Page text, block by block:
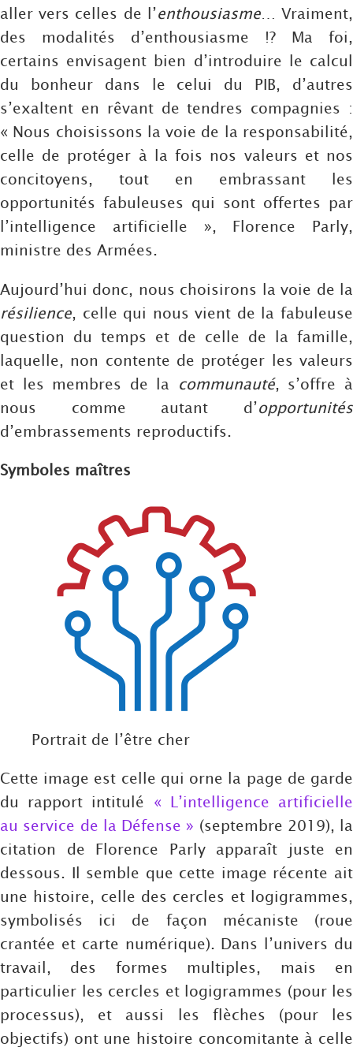
aller vers celles de l’enthousiasme… Vraiment,
des modalités d’enthousiasme !? Ma foi,
certains envisagent bien d’introduire le calcul
du bonheur dans le celui du PIB, d’autres
s’exaltent en rêvant de tendres compagnies :
« Nous choisissons la voie de la responsabilité,
celle de protéger à la fois nos valeurs et nos
concitoyens, tout en embrassant les
opportunités fabuleuses qui sont offertes par
l’intelligence artificielle », Florence Parly,
ministre des Armées.
Aujourd’hui donc, nous choisirons la voie de la
résilience, celle qui nous vient de la fabuleuse
question du temps et de celle de la famille,
laquelle, non contente de protéger les valeurs
et les membres de la communauté, s’offre à
nous comme autant d’opportunités
d’embrassements reproductifs.
Symboles maîtres
Portrait de l’être cher
Cette image est celle qui orne la page de garde
du rapport intitulé « L’intelligence artificielle
au service de la Défense » (septembre 2019), la
citation de Florence Parly apparaît juste en
dessous. Il semble que cette image récente ait
une histoire, celle des cercles et logigrammes,
symbolisés ici de façon mécaniste (roue
crantée et carte numérique). Dans l’univers du
travail, des formes multiples, mais en
particulier les cercles et logigrammes (pour les
processus), et aussi les flèches (pour les
objectifs) ont une histoire concomitante à celle